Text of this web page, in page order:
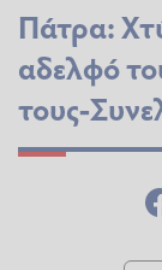
Πάτρα:
αδελφό
τους-